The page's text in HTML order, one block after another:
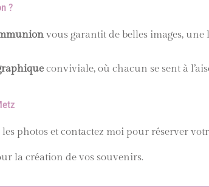
?
vous garantit de belles images,
conviviale, où chacun se sent à
photos et contactez moi pour réserver
la création de vos souvenirs.